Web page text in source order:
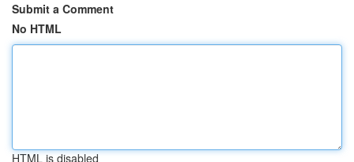
Submit a Comment
No HTML
HTML is disabled